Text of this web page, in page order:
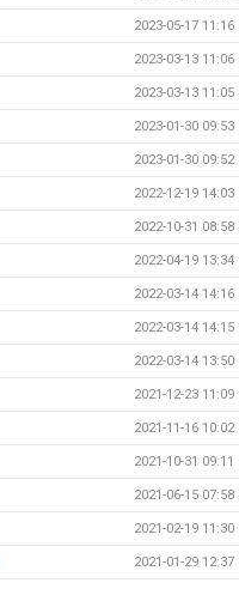
2023-05-17 11:16
2023-03-13 11:06
2023-03-13 11:05
2023-01-30 09:53
2023-01-30 09:52
2022-12-19 14:03
2022-10-31 08:58
2022-04-19 13:34
2022-03-14 14:16
2022-03-14 14:15
2022-03-14 13:50
2021-12-23 11:09
2021-11-16 10:02
2021-10-31 09:11
2021-06-15 07:58
2021-02-19 11:30
2021-01-29 12:37